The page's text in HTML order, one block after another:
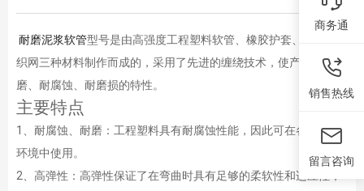
耐磨泥浆软管型号是由高强度工程塑料软管、橡胶护套、钢丝编
织网三种材料制作而成的，采用了先进的缠绕技术，使产品具有耐
磨、耐腐蚀、耐磨损的特性。
主要特点
1、耐腐蚀、耐磨：工程塑料具有耐腐蚀性能，因此可在各种特殊
环境中使用。
2、高弹性：高弹性保证了在弯曲时具有足够的柔软性和适应性，
商务通
销售热线
留言咨询